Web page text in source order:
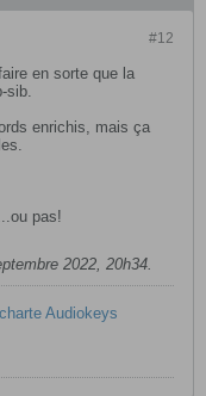
#12
en sorte que la
sib.
enrichis, mais ça
pas!
2022, 20h34.
Audiokeys